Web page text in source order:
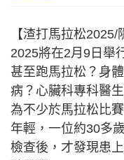
【渣打馬拉松2025/
2025將在2月9日舉
甚至跑馬拉松？身
病？心臟科專科醫
為不少於馬拉松比
年輕，一位約30多
檢查後，才發現患